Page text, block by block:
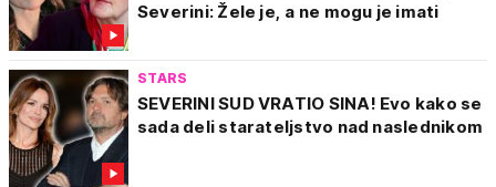
Severini: Žele je, a ne mogu je imati
STARS
SEVERINI SUD VRATIO SINA! Evo kako se
sada deli starateljstvo nad naslednikom